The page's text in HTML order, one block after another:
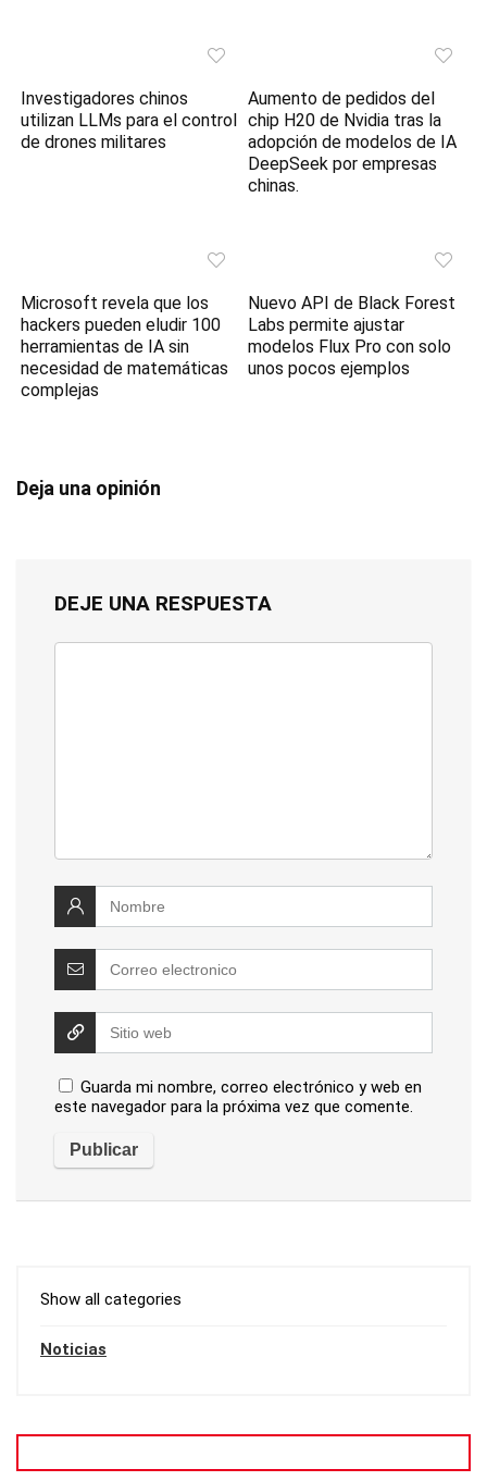
Investigadores chinos
utilizan LLMs para el control
de drones militares
Aumento de pedidos del
chip H20 de Nvidia tras la
adopción de modelos de IA
DeepSeek por empresas
chinas.
Microsoft revela que los
hackers pueden eludir 100
herramientas de IA sin
necesidad de matemáticas
complejas
Nuevo API de Black Forest
Labs permite ajustar
modelos Flux Pro con solo
unos pocos ejemplos
Deja una opinión
DEJE UNA RESPUESTA
Guarda mi nombre, correo electrónico y web en
este navegador para la próxima vez que comente.
Show all categories
Noticias